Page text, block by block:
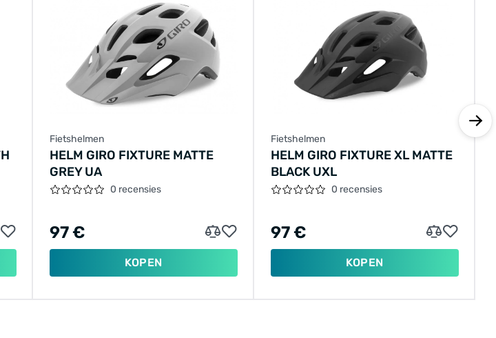
Fietshelmen
HELM GIRO FIXTURE MATTE
GREY UA
0 recensies
97 €
KOPEN
Fietshelmen
HELM GIRO FIXTURE XL MATTE
BLACK UXL
0 recensies
97 €
KOPEN